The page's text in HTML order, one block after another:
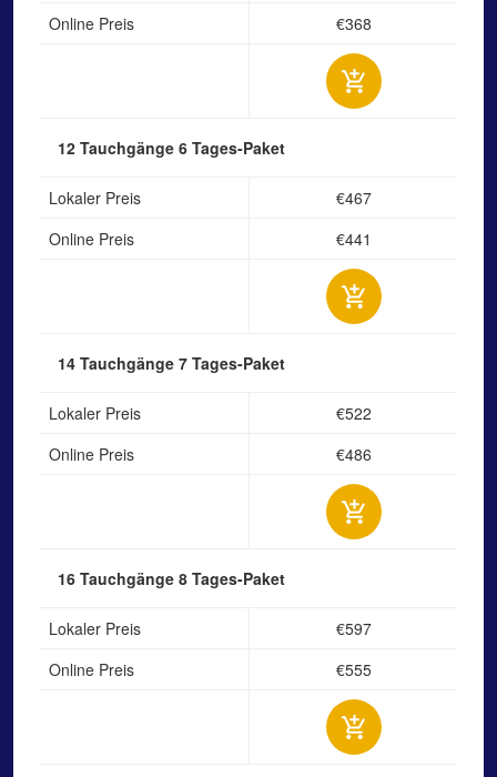
Online Preis €368
12 Tauchgänge 6 Tages-Paket
Lokaler Preis
€467
Online Preis
€441
14 Tauchgänge 7 Tages-Paket
Lokaler Preis
€522
Online Preis
€486
16 Tauchgänge 8 Tages-Paket
Lokaler Preis
€597
Online Preis
€555